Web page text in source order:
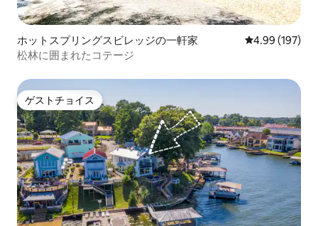
ホットスプリングスビレッジの一軒家 レビュー197
4.99 (197)
松林に囲まれたコテージ
ゲストチョイス
ゲストチョイス